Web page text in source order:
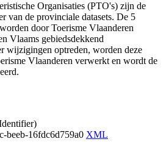
Organisaties (PTO's) zijn de
van de provinciale datasets. De 5
door Toerisme Vlaanderen
Vlaams gebiedsdekkend
wijzigingen optreden, worden deze
Vlaanderen verwerkt en wordt de
beeb-16fdc6d759a0 XML